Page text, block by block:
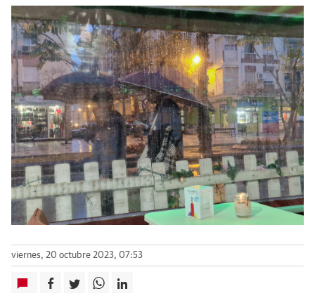
viernes, 20 octubre 2023, 07:53